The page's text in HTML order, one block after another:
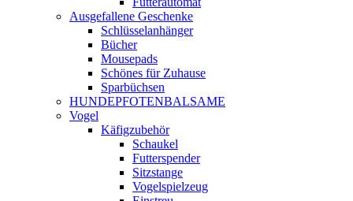
Ausgefallene Geschenke
Schlüsselanhänger
Bücher
Mousepads
Schönes für Zuhause
Sparbüchsen
HUNDEPFOTENBALSAME
Vogel
Käfigzubehör
Schaukel
Futterspender
Sitzstange
Vogelspielzeug